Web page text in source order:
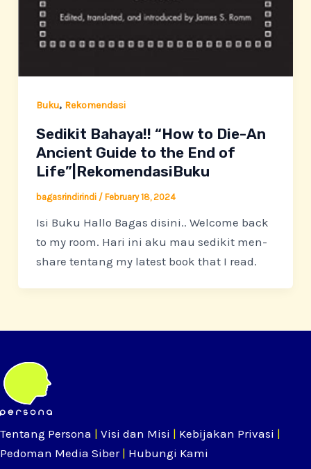
Buku, Rekomendasi
Sedikit Bahaya!! “How to Die-An
Ancient Guide to the End of
Life”|RekomendasiBuku
bagasrindirindi / February 18, 2024
Isi Buku Hallo Bagas disini.. Welcome back
to my room. Hari ini aku mau sedikit men-
share tentang my latest book that I read.
Tentang Persona | Visi dan Misi | Kebijakan Privasi |
Pedoman Media Siber| Hubungi Kami